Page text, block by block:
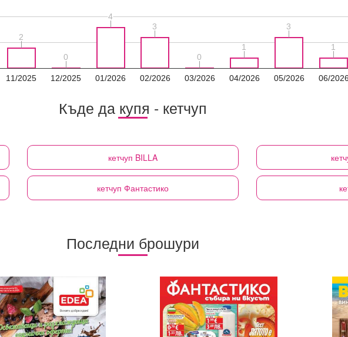
11/2025 12/2025 01/2026 02/2026 03/2026 04/2026 05/2026 06/2026
2
2
0
0
4
4
3
3
0
0
11
3
3
11
Къде да купя - кетчуп
кетчуп BILLA
кетчуп Фантастико
Последни брошури